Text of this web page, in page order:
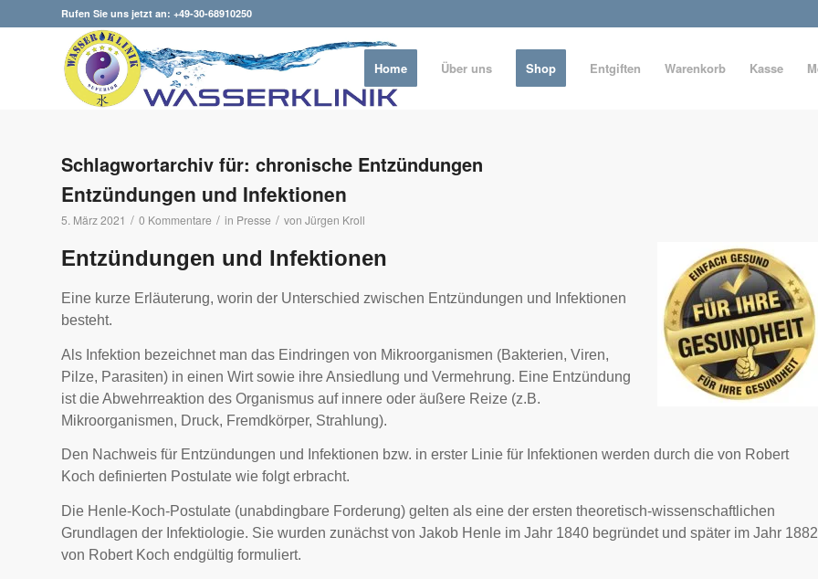
Rufen Sie uns jetzt an: +49-30-68910250
Home Über uns Shop Entgiften Warenkorb Kasse
Schlagwortarchiv für: chronische Entzündungen
Entzündungen und Infektionen
5. März 2021 / 0 Kommentare / in Presse / von Jürgen Kroll
Entzündungen und Infektionen
Eine kurze Erläuterung, worin der Unterschied zwischen Entzündungen und Infektionen
besteht.
Als Infektion bezeichnet man das Eindringen von Mikroorganismen (Bakterien, Viren,
Pilze, Parasiten) in einen Wirt sowie ihre Ansiedlung und Vermehrung. Eine Entzündung
ist die Abwehrreaktion des Organismus auf innere oder äußere Reize (z.B.
Mikroorganismen, Druck, Fremdkörper, Strahlung).
Den Nachweis für Entzündungen und Infektionen bzw. in erster Linie für Infektionen werden durch die von Robert
Koch definierten Postulate wie folgt erbracht.
Die Henle-Koch-Postulate (unabdingbare Forderung) gelten als eine der ersten theoretisch-wissenschaftlichen
Grundlagen der Infektiologie. Sie wurden zunächst von Jakob Henle im Jahr 1840 begründet und später im Jahr 1882
von Robert Koch endgültig formuliert.